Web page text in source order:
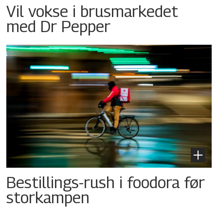
Vil vokse i brusmarkedet
med Dr Pepper
Bestillings-rush i foodora før
storkampen